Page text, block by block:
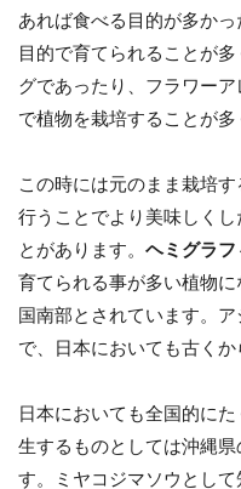
あれば食べる目的が多か
目的で育てられることが
グであったり、フラワー
で植物を栽培することが多
この時には元のまま栽培
行うことでより美味しく
とがあります。ヘミグラフ
育てられる事が多い植物
国南部とされています。
で、日本においても古くか
日本においても全国的に
生するものとしては沖縄
す。ミヤコジマソウとし